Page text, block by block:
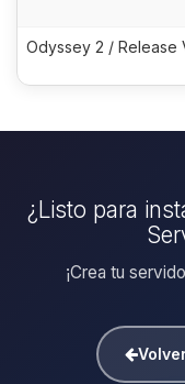
Odyssey 2 / Release
¿Listo para
¡Crea tu